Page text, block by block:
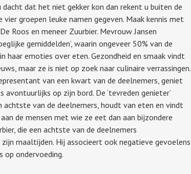
dacht dat het niet gekker kon dan rekent u buiten de
groepen leuke namen gegeven. Maak kennis met
Roos en meneer Zuurbier. Mevrouw Jansen
gemiddelden’, waarin ongeveer 50% van de
haar emoties over eten. Gezondheid en smaak vindt
maar ze is niet op zoek naar culinaire verrassingen.
van een kwart van de deelnemers, geniet
op zijn bord. De ‘tevreden genieter’
achtste van de deelnemers, houdt van eten en vindt
de mensen met wie ze eet dan aan bijzondere
die een achtste van de deelnemers
maaltijden. Hij associeert ook negatieve gevoelens
ondervoeding.